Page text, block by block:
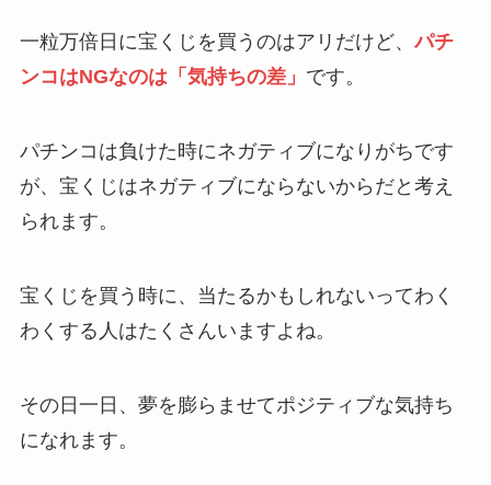
一粒万倍日に宝くじを買うのはアリだけど、パチ
ンコはNGなのは「気持ちの差」 です。
パチンコは負けた時にネガティブになりがちです
が、宝くじはネガティブにならないからだと考え
られます。
宝くじを買う時に、当たるかもしれないってわく
わくする人はたくさんいますよね。
その日一日、夢を膨らませてポジティブな気持ち
になれます。